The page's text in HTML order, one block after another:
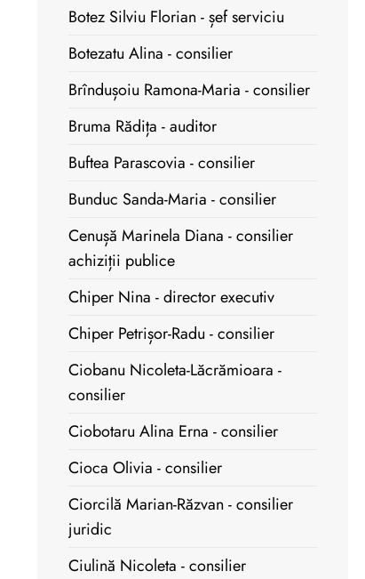
Botez Silviu Florian - șef serviciu
Botezatu Alina - consilier
Brîndușoiu Ramona-Maria - consilier
Bruma Rădița - auditor
Buftea Parascovia - consilier
Bunduc Sanda-Maria - consilier
Cenușă Marinela Diana - consilier
achiziții publice
Chiper Nina - director executiv
Chiper Petrișor-Radu - consilier
Ciobanu Nicoleta-Lăcrămioara -
consilier
Ciobotaru Alina Erna - consilier
Cioca Olivia - consilier
Ciorcilă Marian-Răzvan - consilier
juridic
Ciulină Nicoleta - consilier